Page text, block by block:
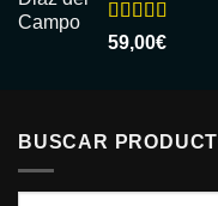
Valorado
con
59,00€
BUSCAR